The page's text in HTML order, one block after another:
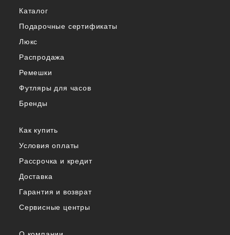
Каталог
Подарочные сертификаты
Люкс
Распродажа
Ремешки
Футляры для часов
Бренды
Как купить
Условия оплаты
Рассрочка и кредит
Доставка
Гарантия и возврат
Сервисные центры